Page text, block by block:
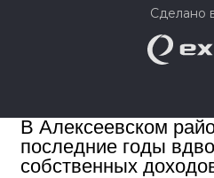
Сделано
В Алексеевском
последние годы
собственных